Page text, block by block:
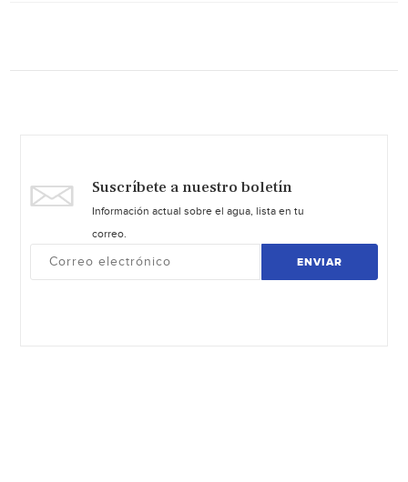
Suscríbete a nuestro boletín
Información actual sobre el agua, lista en tu
correo.
ENVIAR